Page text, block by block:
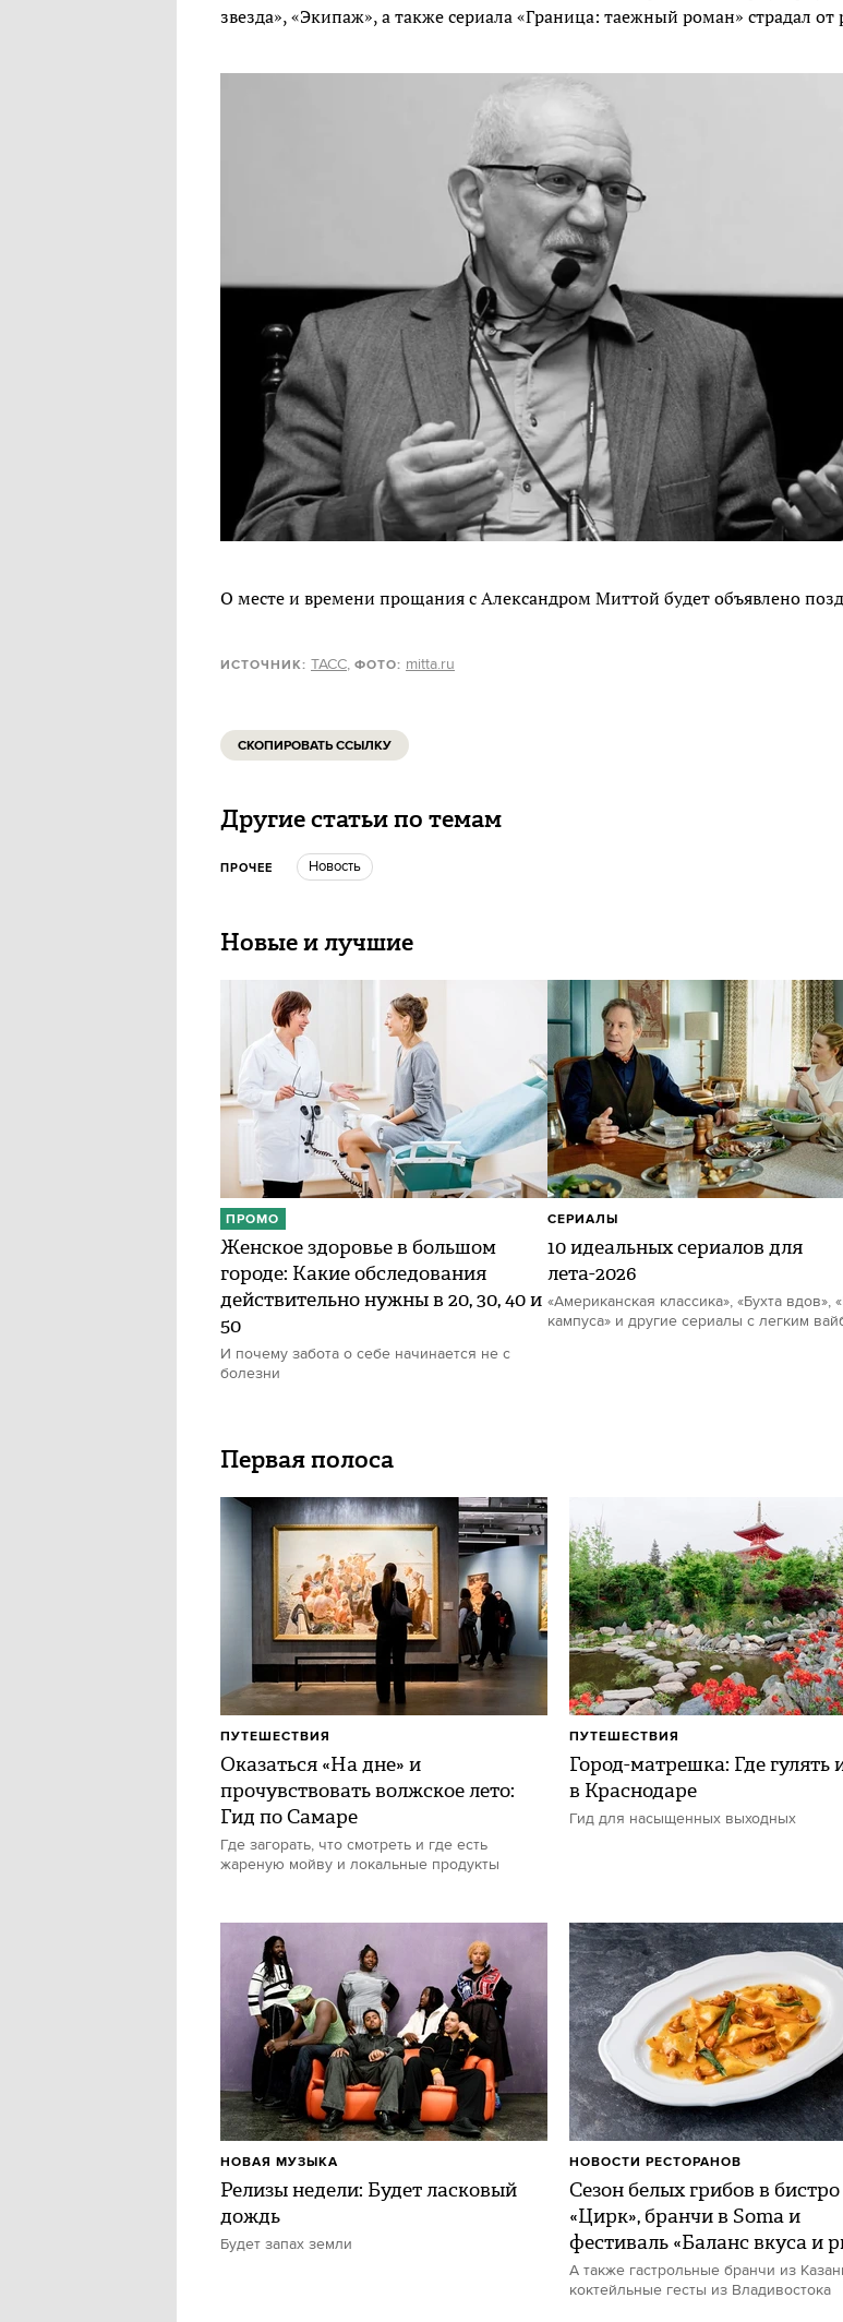
звезда», «Экипаж», а также сериала «Граница: таежный роман» страдал от
О месте и времени прощания с Александром Миттой будет объявлено
ИСТОЧНИК: ТАСС, ФОТО: mitta.ru
СКОПИРОВАТЬ ССЫЛКУ
Другие статьи по темам
ПРОЧЕЕ Новость
Новые и лучшие
Женское здоровье в большом
городе: Какие обследования
действительно нужны в 20, 30, 40 и
50
И почему забота о себе начинается не с
болезни
ПРОМО
10 идеальных сериалов для
лета-2026
«Американская классика», «Бухта вдов»,
кампуса» и другие сериалы с легким
СЕРИАЛЫ
Первая полоса
Оказаться «На дне» и
прочувствовать волжское лето:
Гид по Самаре
Где загорать, что смотреть и где есть
жареную мойву и локальные продукты
ПУТЕШЕСТВИЯ
Город-матрешка: Где гулять
в Краснодаре
Гид для насыщенных выходных
ПУТЕШЕСТВИЯ
Релизы недели: Будет ласковый
дождь
Будет запах земли
НОВАЯ МУЗЫКА
Сезон белых грибов в бистро
«Цирк», бранчи в Soma и
фестиваль «Баланс вкуса и
А также гастрольные бранчи из
коктейльные гесты из Владивостока
НОВОСТИ РЕСТОРАНОВ